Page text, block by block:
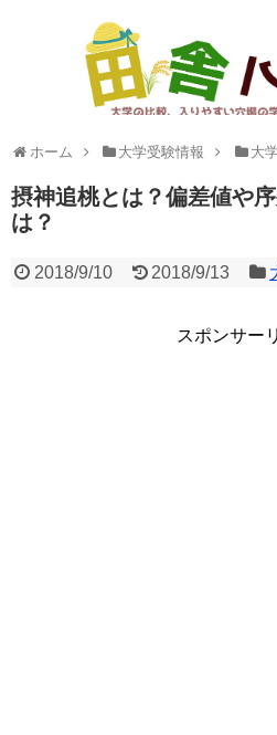
大学の比較、入りやすい穴場の学部な
ホーム 大学受験情報 大
摂神追桃とは？偏差値や
は？
2018/9/10 2018/9/13
スポンサー